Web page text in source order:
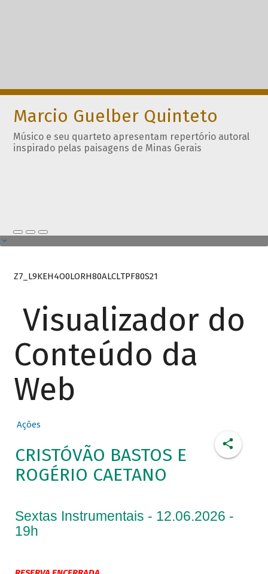
Marcio Guelber Quinteto
Músico e seu quarteto apresentam repertório autoral
inspirado pelas paisagens de Minas Gerais
Z7_L9KEH4O0LORH80ALCLTPF80S21
Visualizador do
Conteúdo da
Web
Ações
CRISTÓVÃO BASTOS E
ROGÉRIO CAETANO
Sextas Instrumentais - 12.06.2026 -
19h